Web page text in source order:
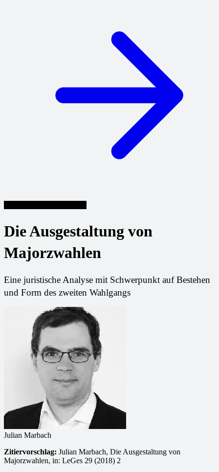
Die Ausgestaltung von
Majorzwahlen
Eine juristische Analyse mit Schwerpunkt auf Bestehen
und Form des zweiten Wahlgangs
Julian Marbach
Zitiervorschlag: Julian Marbach, Die Ausgestaltung von
Majorzwahlen, in: LeGes 29 (2018) 2